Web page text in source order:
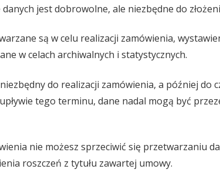
jest dobrowolne, ale niezbędne do
są w celu realizacji zamówienia,
w celach archiwalnych i statystycznych.
do realizacji zamówienia, a później do
tego terminu, dane nadal mogą być
nie możesz sprzeciwić się przetwarzaniu
roszczeń z tytułu zawartej umowy.